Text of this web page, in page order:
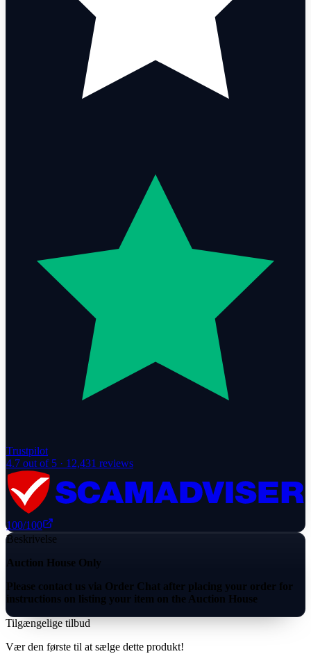
Trustpilot
4.7 out of 5 · 12,431 reviews
100/100
Beskrivelse
Auction House Only
Please contact us via Order Chat after placing your order for
instructions on listing your item on the Auction House
Tilgængelige tilbud
Vær den første til at sælge dette produkt!